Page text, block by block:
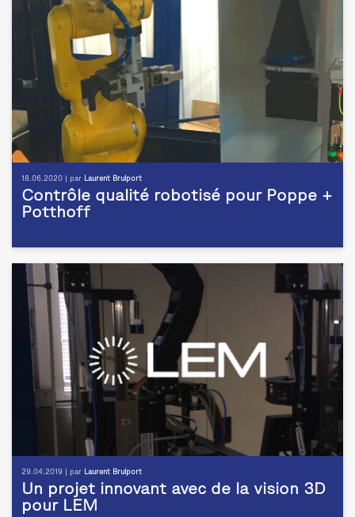
18.06.2020 | par Laurent Brulport
Contrôle qualité robotisé pour Poppe +
Potthoff
29.04.2019 | par Laurent Brulport
Un projet innovant avec de la vision 3D
pour LEM